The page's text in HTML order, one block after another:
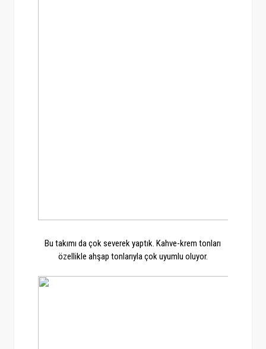
Bu takımı da çok severek yaptık. Kahve-krem tonları
özellikle ahşap tonlarıyla çok uyumlu oluyor.